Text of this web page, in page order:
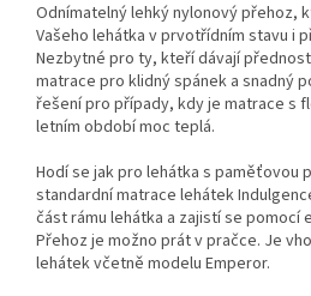
Odnímatelný lehký nylonový přehoz,
Vašeho lehátka v prvotřídním stavu i
Nezbytné pro ty, kteří dávají
matrace pro klidný spánek a snadný
řešení pro případy, kdy je matrace s
letním období moc teplá.
Hodí se jak pro lehátka s paměťovou
standardní matrace lehátek
část rámu lehátka a zajistí se pomocí
Přehoz je možno prát v pračce. Je
lehátek včetně modelu Emperor.